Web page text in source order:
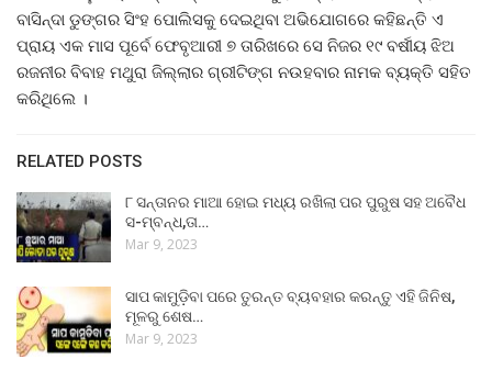
ବାସିନ୍ଦା ଡୁଙ୍ଗର ସିଂହ ପୋଲିସକୁ ଦେଇଥିବା ଅଭିଯୋଗରେ କହିଛନ୍ତି ଏ
ପ୍ରାୟ ଏକ ମାସ ପୂର୍ବେ ଫେବୃଆରୀ ୭ ତାରିଖରେ ସେ ନିଜର ୧୯ ବର୍ଷୀୟ ଝିଅ
ରଜନୀର ବିବାହ ମଥୁରା ଜିଲ୍ଲାର ଗ୍ରୀଟିଙ୍ଗ ନଉହବାର ନାମକ ବ୍ୟକ୍ତି ସହିତ
କରିଥିଲେ ।
RELATED POSTS
୮ ସନ୍ତାନର ମାଆ ହୋଇ ମଧ୍ୟ ରଖିଲା ପର ପୁରୁଷ ସହ ଅବୈଧ
ସ-ମ୍ବନ୍ଧ,ତା…
Mar 9, 2023
ସାପ କାମୁଡ଼ିବା ପରେ ତୁରନ୍ତ ବ୍ୟବହାର କରନ୍ତୁ ଏହି ଜିନିଷ,
ମୂଳରୁ ଶେଷ…
Mar 9, 2023